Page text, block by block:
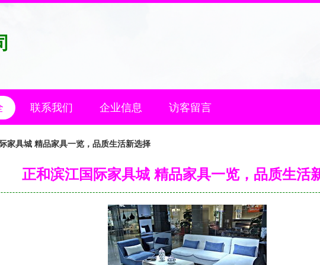
联系我们 企业信息 访客留言
家具城 精品家具一览，品质生活新选择
正和滨江国际家具城 精品家具一览，品质生活